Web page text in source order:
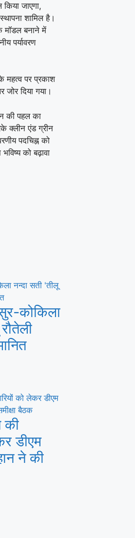
जाएगा,
शामिल है।
मॉडल बनाने में
पर्यावरण
महत्व पर प्रकाश
जोर दिया गया।
की पहल का
क्लीन एंड ग्रीन
पदचिह्न को
को बढ़ावा
कोकिला
की
डीएम
ने की